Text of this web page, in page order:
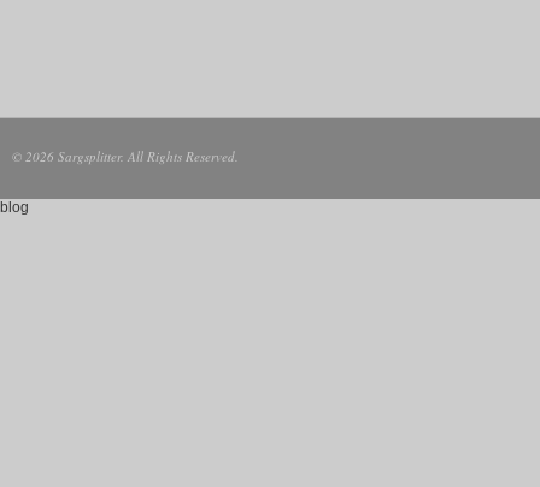
© 2026 Sargsplitter. All Rights Reserved.
blog